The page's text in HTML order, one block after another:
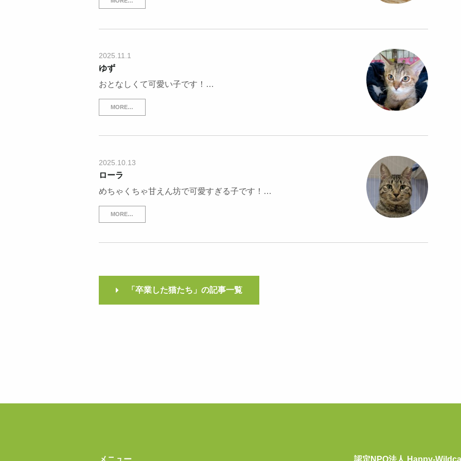
2025.11.1
ゆず
おとなしくて可愛い子です！…
MORE…
2025.10.13
ローラ
めちゃくちゃ甘えん坊で可愛すぎる子です！…
MORE…
「卒業した猫たち」の記事一覧
メニュー 認定NPO法人 Happy-